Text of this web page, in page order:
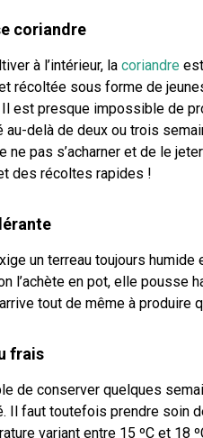
coriandre
à l’intérieur, la coriandre
récoltée sous forme de
est presque impossible de
au-delà de deux ou trois
ne pas s’acharner et de le
des récoltes rapides !
un terreau toujours humide
l’achète en pot, elle
tout de même à produire
frais
de conserver quelques
Il faut toutefois prendre soin
variant entre 15 ºC et 18